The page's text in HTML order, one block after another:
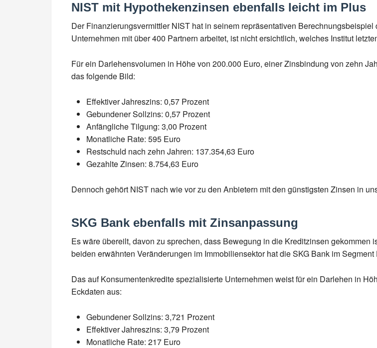
NIST mit Hypothekenzinsen ebenfalls leicht im Plus
Der Finanzierungsvermittler NIST hat in seinem repräsentativen
Unternehmen mit über 400 Partnern arbeitet, ist nicht ersichtlich, welches Institut
Für ein Darlehensvolumen in Höhe von 200.000 Euro, einer Zinsbindung von zehn
das folgende Bild:
Effektiver Jahreszins: 0,57 Prozent
Gebundener Sollzins: 0,57 Prozent
Anfängliche Tilgung: 3,00 Prozent
Monatliche Rate: 595 Euro
Restschuld nach zehn Jahren: 137.354,63 Euro
Gezahlte Zinsen: 8.754,63 Euro
Dennoch gehört NIST nach wie vor zu den Anbietern mit den günstigsten Zinsen in
SKG Bank ebenfalls mit Zinsanpassung
Es wäre übereilt, davon zu sprechen, dass Bewegung in die Kreditzinsen
beiden erwähnten Veränderungen im Immobiliensektor hat die SKG Bank im
Das auf Konsumentenkredite spezialisierte Unternehmen weist für ein Darlehen in
Eckdaten aus:
Gebundener Sollzins: 3,721 Prozent
Effektiver Jahreszins: 3,79 Prozent
Monatliche Rate: 217 Euro